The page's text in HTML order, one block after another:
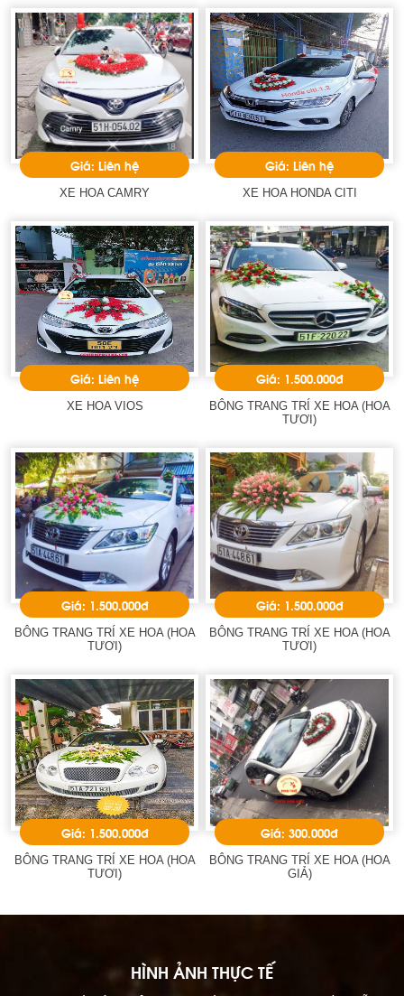
Giá: Liên hệ
XE HOA CAMRY
Giá: Liên hệ
XE HOA HONDA CITI
Giá: Liên hệ
XE HOA VIOS
Giá: 1.500.000đ
BÔNG TRANG TRÍ XE HOA (HOA
TƯƠI)
Giá: 1.500.000đ
BÔNG TRANG TRÍ XE HOA (HOA
TƯƠI)
Giá: 1.500.000đ
BÔNG TRANG TRÍ XE HOA (HOA
TƯƠI)
Giá: 1.500.000đ
BÔNG TRANG TRÍ XE HOA (HOA
TƯƠI)
Giá: 300.000đ
BÔNG TRANG TRÍ XE HOA (HOA
GIẢ)
HÌNH ẢNH THỰC TẾ